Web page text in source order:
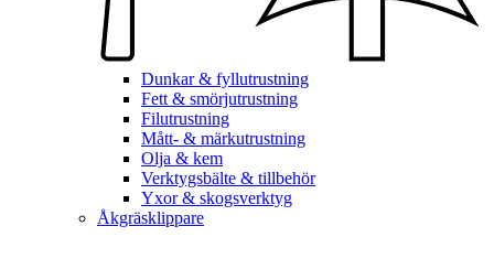
Dunkar & fyllutrustning
Fett & smörjutrustning
Filutrustning
Mått- & märkutrustning
Olja & kem
Verktygsbälte & tillbehör
Yxor & skogsverktyg
Åkgräsklippare